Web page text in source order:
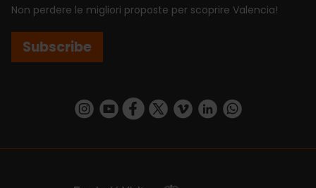
Non perdere le migliori proposte per scoprire Valencia!
Subscribe
https://www.instagram.com/visit_valencia/
https://www.youtube.com/user/
https://www.facebook.com/
https://twitter.com/VisitaValencia
https://vimeo.com/
https://www.linkedin.com/company/turismo-valencia/https://api.whatsapp.com/send/